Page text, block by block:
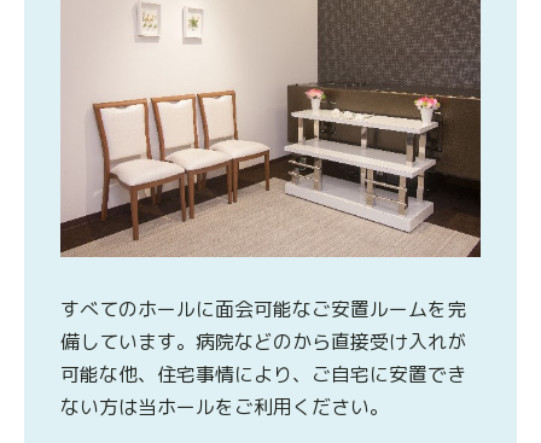
すべてのホールに面会可能なご安置ルームを完
備しています。病院などのから直接受け入れが
可能な他、住宅事情により、ご自宅に安置でき
ない方は当ホールをご利用ください。